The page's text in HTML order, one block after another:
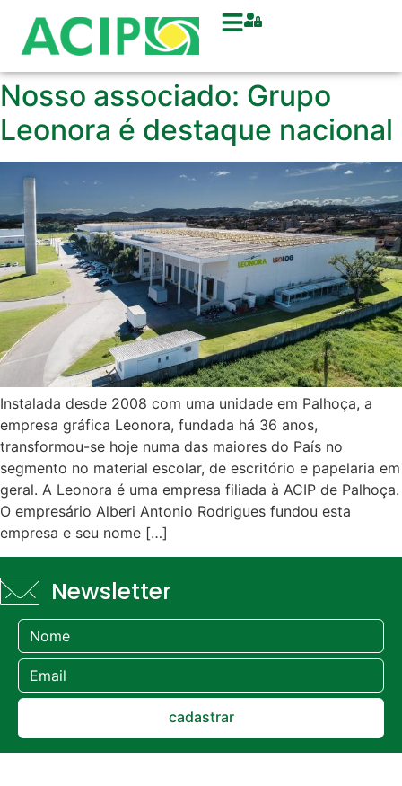
Nosso associado: Grupo
Leonora é destaque nacional
Instalada desde 2008 com uma unidade em Palhoça, a
empresa gráfica Leonora, fundada há 36 anos,
transformou-se hoje numa das maiores do País no
segmento no material escolar, de escritório e papelaria em
geral. A Leonora é uma empresa filiada à ACIP de Palhoça.
O empresário Alberi Antonio Rodrigues fundou esta
empresa e seu nome […]
Newsletter
cadastrar